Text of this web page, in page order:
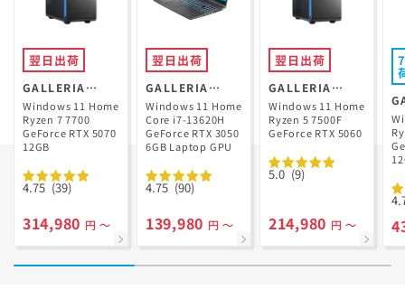
翌日出荷
GALLERIA
XPR7A-R57-GD
Ryzen 7 7700
搭載
Windows 11 Home
Ryzen 7 7700
GeForce RTX 5070
12GB
4.75 (39)
314,980 円 ～
翌日出荷
GALLERIA
RL7C-R35-5N
Windows 11 Home
Core i7-13620H
GeForce RTX 3050
6GB Laptop GPU
4.75 (90)
139,980 円 ～
翌日出荷
GALLERIA
XGR5M-R56-
GD Ryzen 5
7500F搭載
Windows 11 Home
Ryzen 5 7500F
GeForce RTX 5060
5.0 (9)
214,980 円 ～